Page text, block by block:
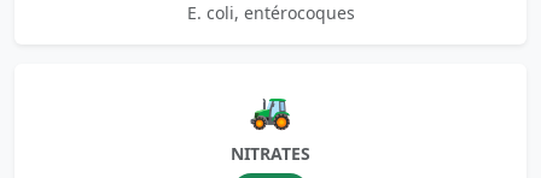
E. coli, entérocoques
🚜
NITRATES